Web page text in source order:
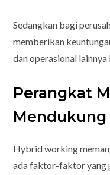
Sedangkan bagi
memberikan
dan operasional
Perangkat
Hybrid working
ada faktor-faktor yang